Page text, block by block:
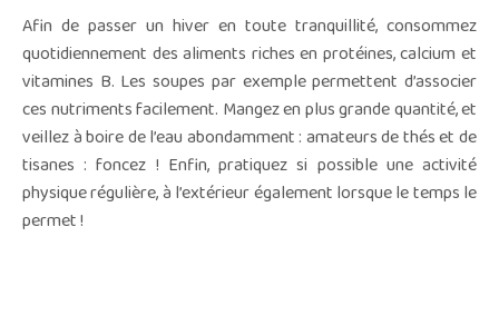
Afin de passer un hiver en toute tranquillité, consommez
quotidiennement des aliments riches en protéines, calcium et
vitamines B. Les soupes par exemple permettent d’associer
ces nutriments facilement. Mangez en plus grande quantité, et
veillez à boire de l’eau abondamment : amateurs de thés et de
tisanes : foncez ! Enfin, pratiquez si possible une activité
physique régulière, à l’extérieur également lorsque le temps le
permet !